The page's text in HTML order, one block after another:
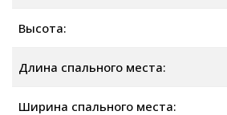
Высота:
Длина спального места:
Ширина спального места: